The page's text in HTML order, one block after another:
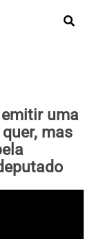
emitir uma
mas